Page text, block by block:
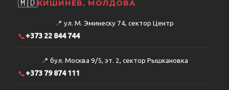
🇲🇩КИШИНЁВ, МОЛДОВА
📍 ул. М. Эминеску 74, сектор Центр
📞+373 22 844 744
📍 бул. Москва 9/5, эт. 2, сектор Рышкановка
📞+373 79 874 111